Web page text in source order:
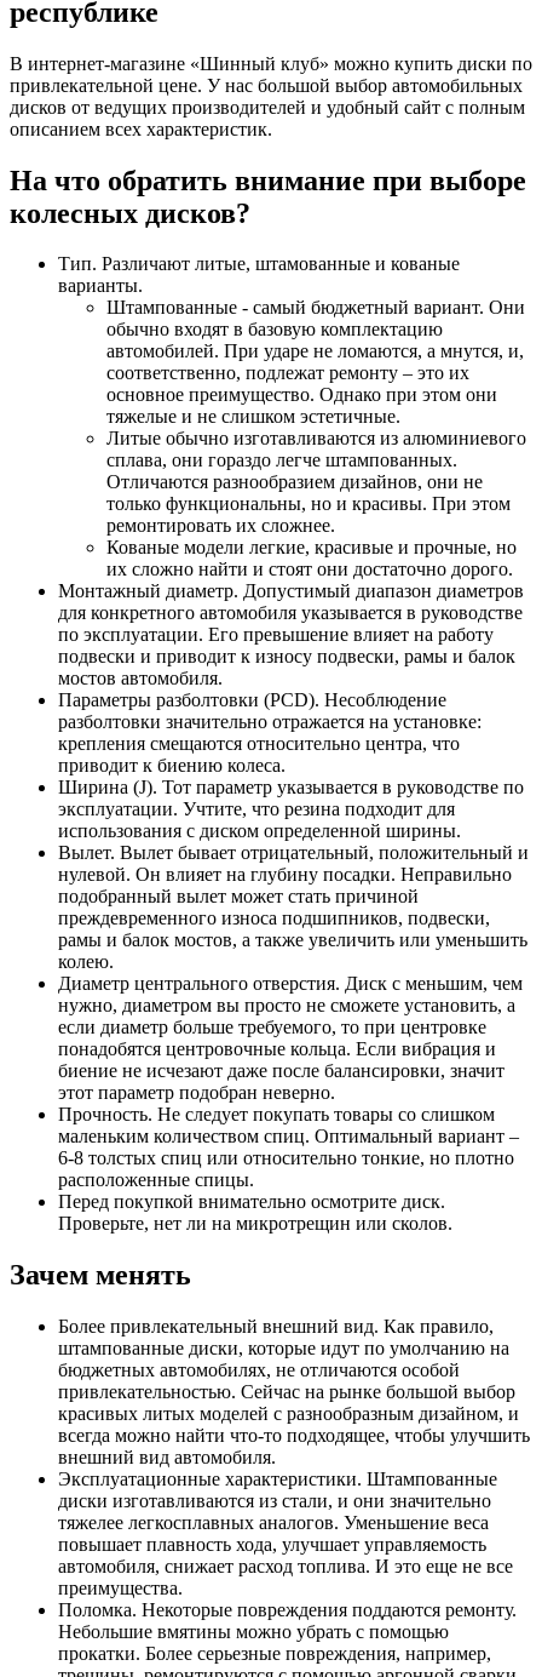
республике
В интернет-магазине «Шинный клуб» можно купить диски по
привлекательной цене. У нас большой выбор автомобильных
дисков от ведущих производителей и удобный сайт с полным
описанием всех характеристик.
На что обратить внимание при выборе
колесных дисков?
Тип. Различают литые, штамованные и кованые
варианты.
Штампованные - самый бюджетный вариант. Они
обычно входят в базовую комплектацию
автомобилей. При ударе не ломаются, а мнутся, и,
соответственно, подлежат ремонту – это их
основное преимущество. Однако при этом они
тяжелые и не слишком эстетичные.
Литые обычно изготавливаются из алюминиевого
сплава, они гораздо легче штампованных.
Отличаются разнообразием дизайнов, они не
только функциональны, но и красивы. При этом
ремонтировать их сложнее.
Кованые модели легкие, красивые и прочные, но
их сложно найти и стоят они достаточно дорого.
Монтажный диаметр. Допустимый диапазон диаметров
для конкретного автомобиля указывается в руководстве
по эксплуатации. Его превышение влияет на работу
подвески и приводит к износу подвески, рамы и балок
мостов автомобиля.
Параметры разболтовки (PCD). Несоблюдение
разболтовки значительно отражается на установке:
крепления смещаются относительно центра, что
приводит к биению колеса.
Ширина (J). Тот параметр указывается в руководстве по
эксплуатации. Учтите, что резина подходит для
использования с диском определенной ширины.
Вылет. Вылет бывает отрицательный, положительный и
нулевой. Он влияет на глубину посадки. Неправильно
подобранный вылет может стать причиной
преждевременного износа подшипников, подвески,
рамы и балок мостов, а также увеличить или уменьшить
колею.
Диаметр центрального отверстия. Диск с меньшим, чем
нужно, диаметром вы просто не сможете установить, а
если диаметр больше требуемого, то при центровке
понадобятся центровочные кольца. Если вибрация и
биение не исчезают даже после балансировки, значит
этот параметр подобран неверно.
Прочность. Не следует покупать товары со слишком
маленьким количеством спиц. Оптимальный вариант –
6-8 толстых спиц или относительно тонкие, но плотно
расположенные спицы.
Перед покупкой внимательно осмотрите диск.
Проверьте, нет ли на микротрещин или сколов.
Зачем менять
Более привлекательный внешний вид. Как правило,
штампованные диски, которые идут по умолчанию на
бюджетных автомобилях, не отличаются особой
привлекательностью. Сейчас на рынке большой выбор
красивых литых моделей с разнообразным дизайном, и
всегда можно найти что-то подходящее, чтобы улучшить
внешний вид автомобиля.
Эксплуатационные характеристики. Штампованные
диски изготавливаются из стали, и они значительно
тяжелее легкосплавных аналогов. Уменьшение веса
повышает плавность хода, улучшает управляемость
автомобиля, снижает расход топлива. И это еще не все
преимущества.
Поломка. Некоторые повреждения поддаются ремонту.
Небольшие вмятины можно убрать с помощью
прокатки. Более серьезные повреждения, например,